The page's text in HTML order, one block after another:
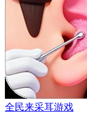
全民来采耳游戏